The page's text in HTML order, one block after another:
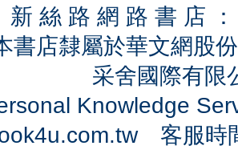
新 絲 路 網 路 書 店
書店隸屬於華文網股
采舍國際有
Knowledge
客服時